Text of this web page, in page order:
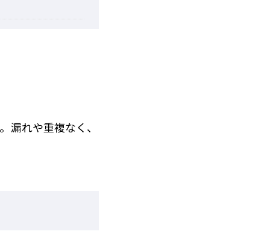
れや重複なく、